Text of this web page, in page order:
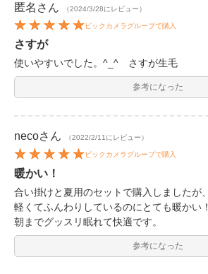
匿名 さん （2024/3/28にレビュー）
ビックカメラグループで購入
さすが
使いやすいでした。^_^ さすが生毛
参考になった
necoさん （2022/2/11にレビュー）
ビックカメラグループで購入
暖かい！
合い掛けと夏用のセットで購入しましたが、
軽くてふんわりしているのにとても暖かい！
朝までグッスリ眠れて快適です。
参考になった